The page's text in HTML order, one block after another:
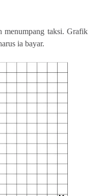
menumpang taksi. Grafik
ia bayar.